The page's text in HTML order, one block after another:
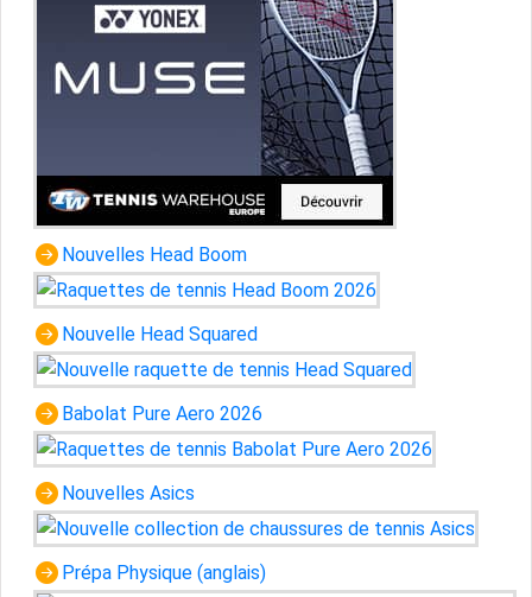
Nouvelles Head Boom
Nouvelle Head Squared
Babolat Pure Aero 2026
Nouvelles Asics
Prépa Physique (anglais)